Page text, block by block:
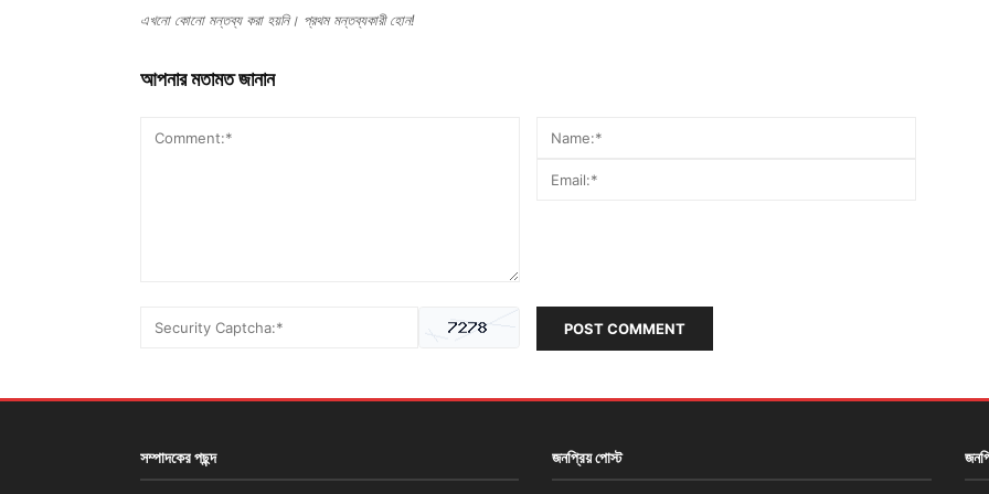
এখনো কোনো মন্তব্য করা হয়নি। প্রথম মন্তব্যকারী হোন!
আপনার মতামত জানান
POST COMMENT
সম্পাদকের পছন্দ জনপ্রিয় পোস্ট